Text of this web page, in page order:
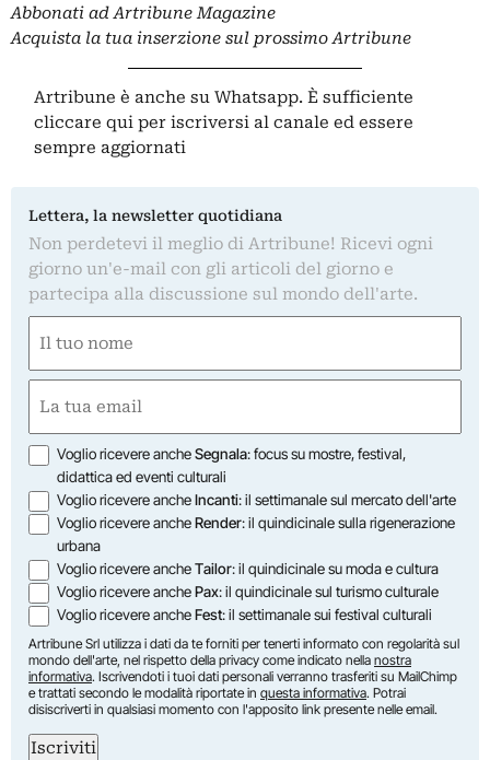
Abbonati ad Artribune Magazine
Acquista la tua inserzione sul prossimo Artribune
Artribune è anche su Whatsapp. È sufficiente
cliccare qui per iscriversi al canale ed essere
sempre aggiornati
Lettera, la newsletter quotidiana
Non perdetevi il meglio di Artribune! Ricevi ogni
giorno un'e-mail con gli articoli del giorno e
partecipa alla discussione sul mondo dell'arte.
(Obbligatorio)
(Obbligatorio)
Opzioni
Voglio ricevere ancheSegnala: focus su mostre, festival,
didattica ed eventi culturali
Voglio ricevere ancheIncanti: il settimanale sul mercato dell'arte
Voglio ricevere ancheRender: il quindicinale sulla rigenerazione
urbana
Voglio ricevere ancheTailor: il quindicinale su moda e cultura
Voglio ricevere anchePax: il quindicinale sul turismo culturale
Voglio ricevere ancheFest: il settimanale sui festival culturali
Artribune Srl utilizza i dati da te forniti per tenerti informato con regolarità sul
mondo dell'arte, nel rispetto della privacy come indicato nella nostra
informativa. Iscrivendoti i tuoi dati personali verranno trasferiti su MailChimp
e trattati secondo le modalità riportate in questa informativa. Potrai
disiscriverti in qualsiasi momento con l'apposito link presente nelle email.
Iscriviti